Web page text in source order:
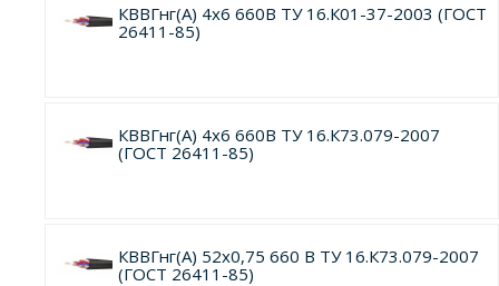
КВВГнг(А) 4х6 660В ТУ 16.К01-37-2003 (ГОСТ
26411-85)
КВВГнг(А) 4х6 660В ТУ 16.К73.079-2007
(ГОСТ 26411-85)
КВВГнг(А) 52х0,75 660 В ТУ 16.К73.079-2007
(ГОСТ 26411-85)